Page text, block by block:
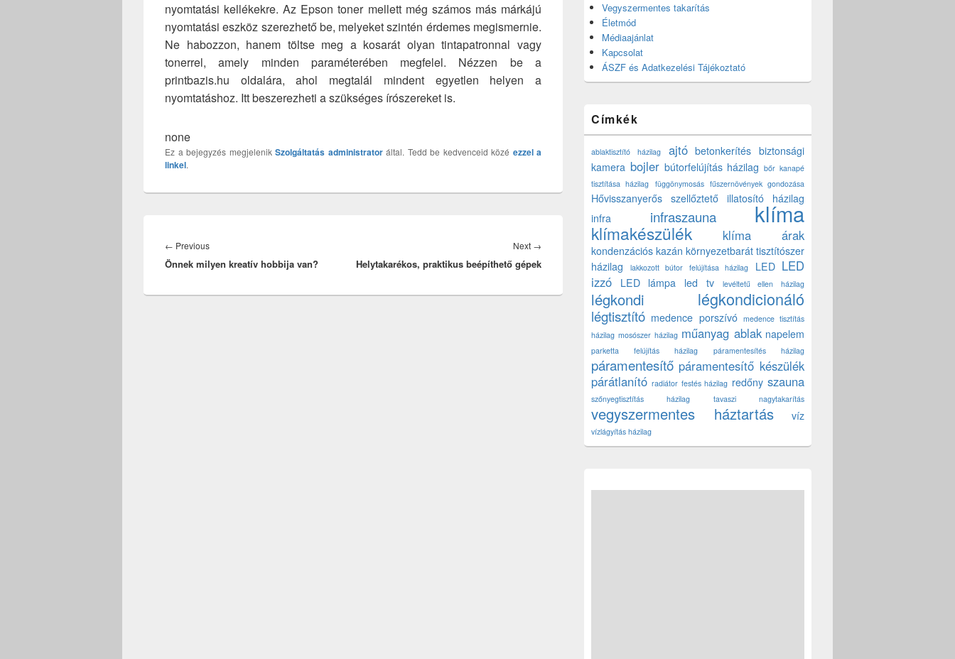
nyomtatási kellékekre. Az Epson toner mellett még számos más márkájú
nyomtatási eszköz szerezhető be, melyeket szintén érdemes megismernie.
Ne habozzon, hanem töltse meg a kosarát olyan tintapatronnal vagy
tonerrel, amely minden paraméterében megfelel. Nézzen be a
printbazis.hu oldalára, ahol megtalál mindent egyetlen helyen a
nyomtatáshoz. Itt beszerezheti a szükséges írószereket is.
none
Ez a bejegyzés megjelenik Szolgáltatás administratoráltal. Tedd be kedvenceid közé ezzel a
linkel.
navigáció
← PreviousPrevious
post:
Önnek milyen kreatív hobbija van?
Next →
post:
Helytakarékos, praktikus beépíthető gépek
Vegyszermentes takarítás
Életmód
Médiaajánlat
Kapcsolat
ÁSZF és Adatkezelési Tájékoztató
Címkék
ablaktisztító házilag ajtó betonkerítés biztonsági
kamera bojler bútorfelújítás házilag bőr kanapé
tisztítása házilag függönymosás fűszernövények gondozása
Hővisszanyerős szellőztető illatosító házilag
infra
infraszauna klíma
klímakészülék klíma árak
kondenzációs kazán környezetbarát tisztítószer
házilag
lakkozott bútor felújítása házilag LED LED
izzó
LED lámpa led tv levéltetű ellen házilag
légkondi légkondicionáló
légtisztító medence porszívó medence tisztítás
házilag mosószer házilag műanyag ablak napelem
parketta felújítás házilag páramentesítés házilag
páramentesítő páramentesítő készülék
párátlanító radiátor festés házilag redőny szauna
szőnyegtisztítás házilag tavaszi nagytakarítás
vegyszermentes háztartás víz
vízlágyítás házilag